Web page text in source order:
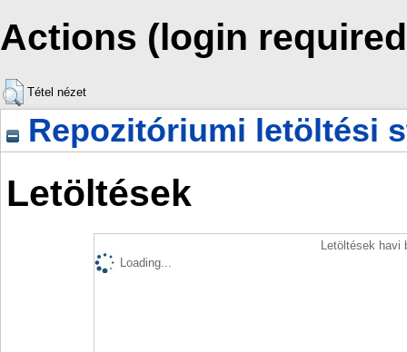
Actions (login
Tétel nézet
Repozitóriumi letöltési
Letöltések
Letöltések havi
Loading...